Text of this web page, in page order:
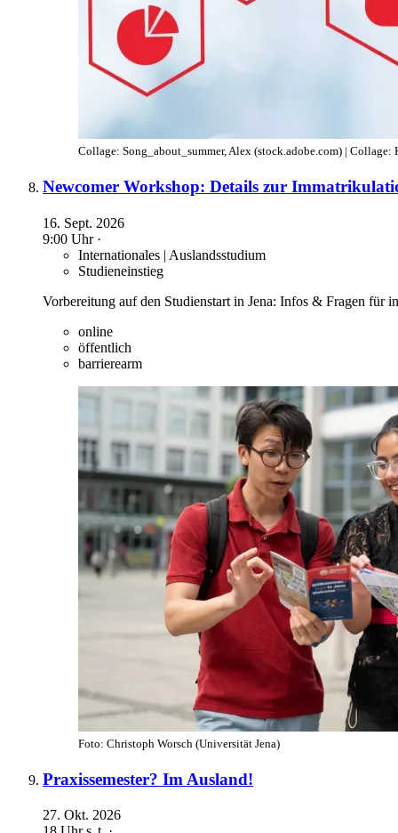
Collage: Song_about_summer, Alex (stock.adobe.com) | Collage:
Newcomer Workshop: Details zur
16. Sept. 2026
9:00 Uhr ·
Internationales | Auslandsstudium
Studieneinstieg
Vorbereitung auf den Studienstart in Jena: Infos & Fragen für
online
öffentlich
barrierearm
Foto: Christoph Worsch (Universität Jena)
Praxissemester? Im Ausland!
27. Okt. 2026